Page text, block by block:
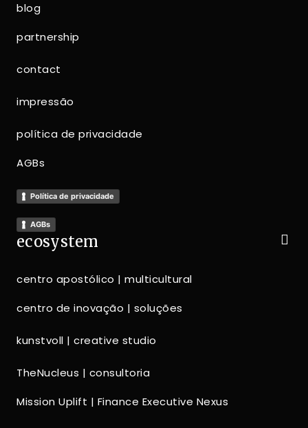
blog
partnership
contact
impressão
política de privacidade
AGBs
Política de privacidade
AGBs
ecosystem
centro apostólico | multicultural
centro de inovação | soluções
kunstvoll | creative studio
TheNucleus | consultoria
Mission Uplift | Finance Executive Nexus